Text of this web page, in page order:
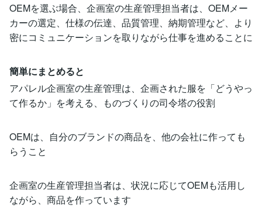
OEMを選ぶ場合、企画室の生産管理担当者は、OEMメー
カーの選定、仕様の伝達、品質管理、納期管理など、より
密にコミュニケーションを取りながら仕事を進めることに
簡単にまとめると
アパレル企画室の生産管理は、企画された服を「どうやっ
て作るか」を考える、ものづくりの司令塔の役割
OEMは、自分のブランドの商品を、他の会社に作っても
らうこと
企画室の生産管理担当者は、状況に応じてOEMも活用し
ながら、商品を作っています